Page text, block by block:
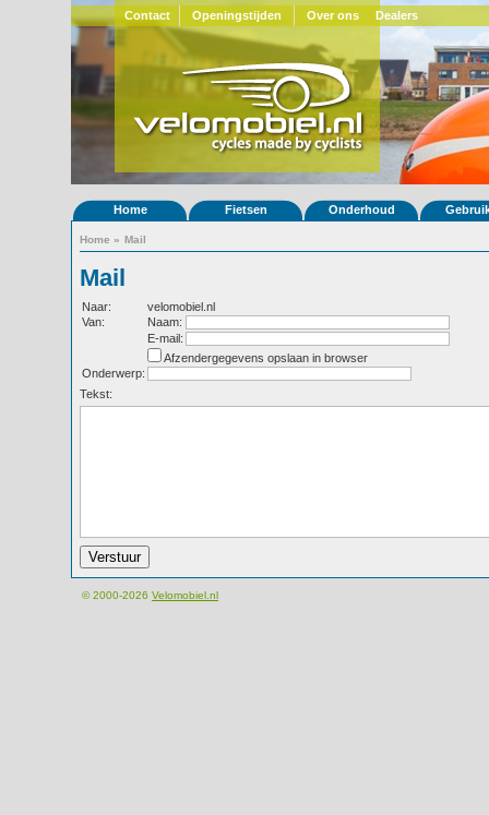
Contact Openingstijden Over ons Dealers
Home Fietsen Onderhoud
Home » Mail
Mail
Naar:
velomobiel.nl
Van:
Naam:
E-mail:
Afzendergegevens opslaan in browser
Onderwerp:
Tekst:
© 2000-2026 Velomobiel.nl